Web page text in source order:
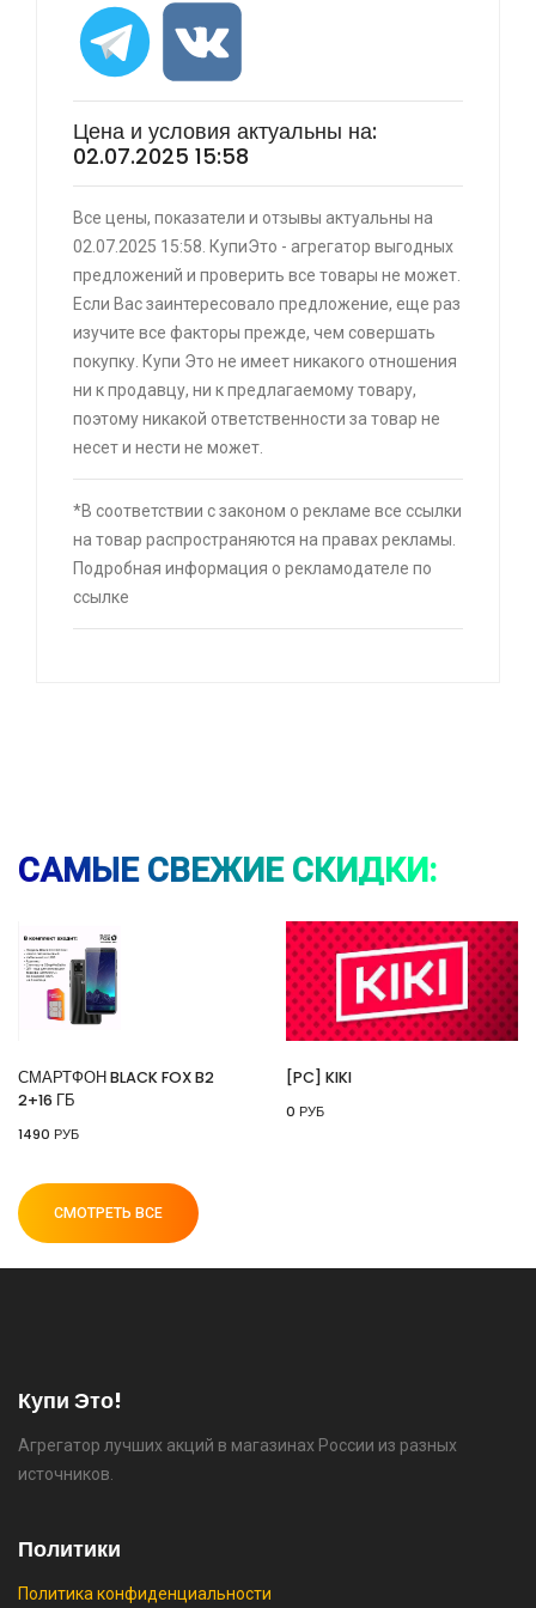
⚡ [PC] Cursedland
🔥 0 руб. |КУПИТЬ
скидкой + возврат 25% трат , если оплачивать
картой Сбербанка
🔥 16190 руб. |
КУПИТЬ
⚡ Скидка до 25% при оплате платежной
системой Пэй (макс. скидка 4320₽,
индивидуально, возможно сработает не у
всех)
🔥 0 руб. |КУПИТЬ
⚡ Автомагнитола JBL Celebrity 100 (Bluetooth ,
USB, AUX, SD-карта) с WB кошельком
⚡ [PC] Kiki
🔥 0 руб. |
🔥 26990 руб. |
⚡ Двуспальная кровать buyson 200х160 со
🔥 16190 руб. |
Цена и условия актуальны на:
02.07.2025 15:58
Все цены, показатели и отзывы актуальны на
02.07.2025 15:58. КупиЭто - агрегатор выгодных
предложений и проверить все товары не может.
Если Вас заинтересовало предложение, еще раз
изучите все факторы прежде, чем совершать
покупку. Купи Это не имеет никакого отношения
ни к продавцу, ни к предлагаемому товару,
поэтому никакой ответственности за товар не
несет и нести не может.
*В соответствии с законом о рекламе все ссылки
на товар распространяются на правах рекламы.
Подробная информация о рекламодателе по
ссылке
САМЫЕ СВЕЖИЕ СКИДКИ:
СМАРТФОН BLACK FOX B2
2+16 ГБ
1490 РУБ
[PC] KIKI
0 РУБ
СМОТРЕТЬ ВСЕ
Купи Это!
Агрегатор лучших акций в магазинах России из разных
источников.
Политики
Политика конфиденциальности